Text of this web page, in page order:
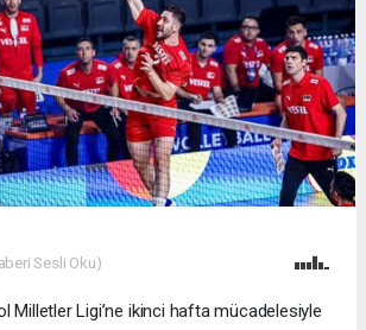
Sesli Oku)
Milletler Ligi’ne ikinci hafta mücadelesiyle